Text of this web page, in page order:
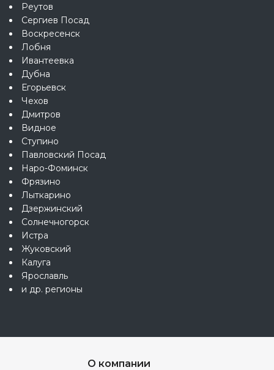
Реутов
Сергиев Посад
Воскресенск
Лобня
Ивантеевка
Дубна
Егорьевск
Чехов
Дмитров
Видное
Ступино
Павловский Посад
Наро-Фоминск
Фрязино
Лыткарино
Дзержинский
Солнечногорск
Истра
Жуковский
Калуга
Ярославль
и др. регионы
О компании